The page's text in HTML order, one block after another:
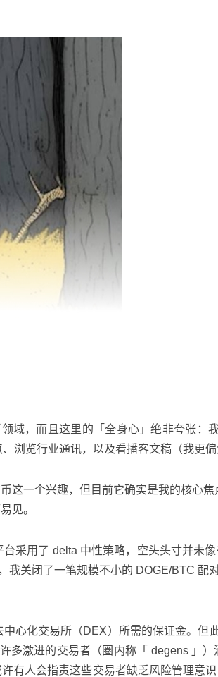
，而且这里的「全身心」绝非夸张：
浏览行业通讯，以及看播客文稿（我更
这一个兴趣，但目前它确实是我的核心
见。
采用了 delta 中性策略，空头头寸并
我关闭了一笔规模不小的 DOGE/BTC
心化交易所（DEX）所需的保证金。
激进的交易者（圈内称「 degens 」
人会指责这些交易者缺乏风险管理意